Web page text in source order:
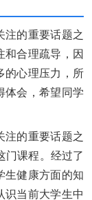
注的重要话题之
和合理疏导，因
的心理压力，所
体会，希望同学
注的重要话题之
门课程。经过了
生健康方面的知
识当前大学生中